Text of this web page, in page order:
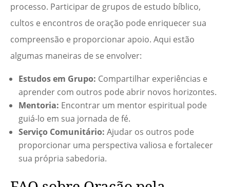
processo. Participar de grupos de estudo bíblico,
cultos e encontros de oração pode enriquecer sua
compreensão e proporcionar apoio. Aqui estão
algumas maneiras de se envolver:
Estudos em Grupo: Compartilhar experiências e
aprender com outros pode abrir novos horizontes.
Mentoria: Encontrar um mentor espiritual pode
guiá-lo em sua jornada de fé.
Serviço Comunitário: Ajudar os outros pode
proporcionar uma perspectiva valiosa e fortalecer
sua própria sabedoria.